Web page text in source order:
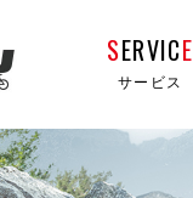
SERVICE
サービス